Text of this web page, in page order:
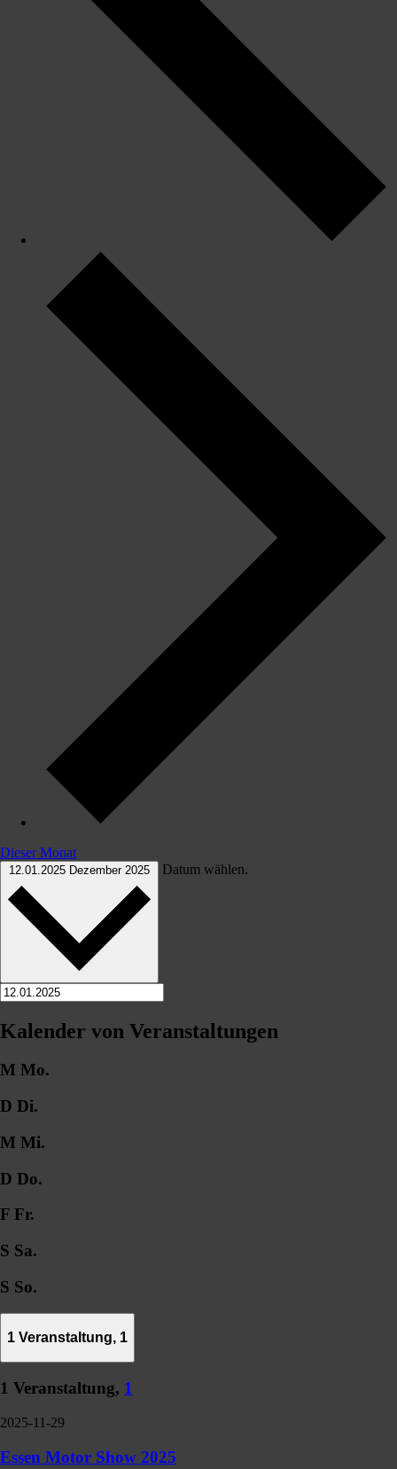
Dieser Monat
12.01.2025 Dezember 2025 Datum wählen.
Kalender von Veranstaltungen
M Mo.
D Di.
M Mi.
D Do.
F Fr.
S Sa.
S So.
1 Veranstaltung, 1
1 Veranstaltung, 1
2025-11-29
Essen Motor Show 2025